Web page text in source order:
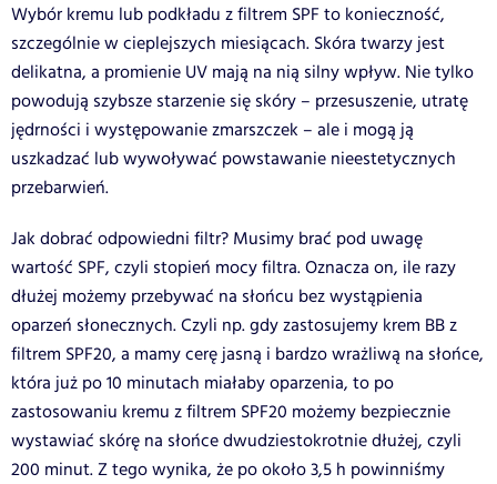
Wybór kremu lub podkładu z filtrem SPF to konieczność,
szczególnie w cieplejszych miesiącach. Skóra twarzy jest
delikatna, a promienie UV mają na nią silny wpływ. Nie tylko
powodują szybsze starzenie się skóry – przesuszenie, utratę
jędrności i występowanie zmarszczek – ale i mogą ją
uszkadzać lub wywoływać powstawanie nieestetycznych
przebarwień.
Jak dobrać odpowiedni filtr? Musimy brać pod uwagę
wartość SPF, czyli stopień mocy filtra. Oznacza on, ile razy
dłużej możemy przebywać na słońcu bez wystąpienia
oparzeń słonecznych. Czyli np. gdy zastosujemy krem BB z
filtrem SPF20, a mamy cerę jasną i bardzo wrażliwą na słońce,
która już po 10 minutach miałaby oparzenia, to po
zastosowaniu kremu z filtrem SPF20 możemy bezpiecznie
wystawiać skórę na słońce dwudziestokrotnie dłużej, czyli
200 minut. Z tego wynika, że po około 3,5 h powinniśmy